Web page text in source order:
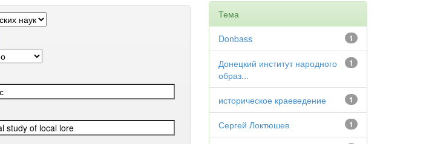
Тема
1
Donbass
1
Донецкий институт народного
образ...
1
историческое краеведение
1
Сергей Локтюшев